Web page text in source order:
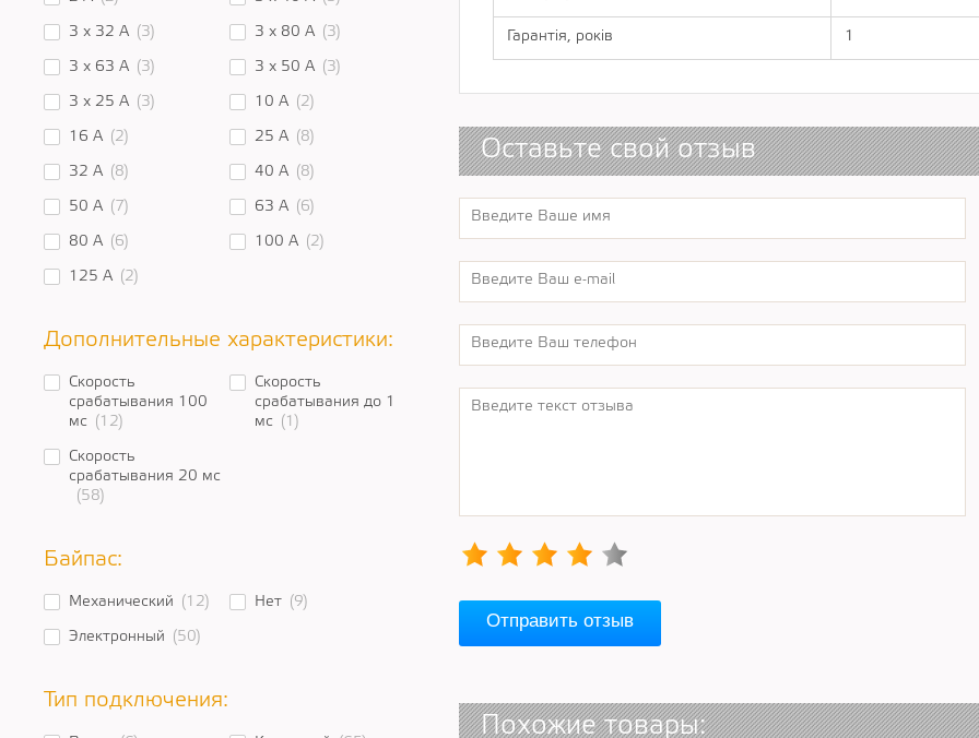
3 x 32 A (3) 3 x 80 A (3)
3 x 63 A (3) 3 x 50 A (3)
3 x 25 A (3) 10 A (2)
16 A (2) 25 A (8)
32 A (8) 40 A (8)
50 A (7) 63 A (6)
80 A (6) 100 А (2)
125 A (2)
Дополнительные характеристики:
Скорость
срабатывания 100
мс
(12)
Скорость
срабатывания до 1
мс
(1)
Скорость
срабатывания 20 мс
(58)
Байпас:
Механический (12) Нет (9)
Электронный (50)
Тип подключения:
Гарантія, років 1
Оставьте свой отзыв
Отправить отзыв
Похожие товары: